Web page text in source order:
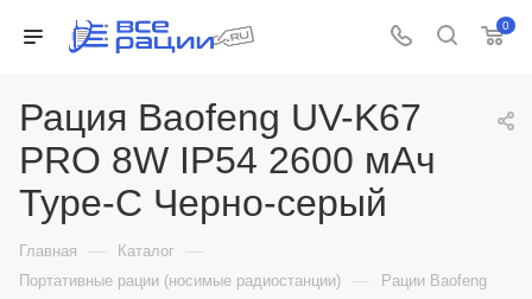
0
Рация Baofeng UV-K67
PRO 8W IP54 2600 мАч
Type-C Черно-серый
Главная — Каталог —
Портативные рации (носимые радиостанции) — Рации Baofeng